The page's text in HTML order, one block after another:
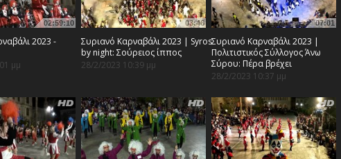
02:59:10
2023 -
μμ
03:46
Συριανό Καρναβάλι 2023 | Syros
by night: Σούρειος ίππος
28/2/2023 10:39 μμ
07:01
Συριανό Καρναβάλι 2023 |
Πολιτιστικός Σύλλογος Άνω
Σύρου: Πέρα βρέχει
28/2/2023 10:37 μμ